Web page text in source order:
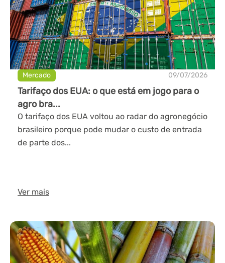
Mercado 09/07/2026
Tarifaço dos EUA: o que está em jogo para o
agro bra...
O tarifaço dos EUA voltou ao radar do agronegócio
brasileiro porque pode mudar o custo de entrada
de parte dos...
Ver mais